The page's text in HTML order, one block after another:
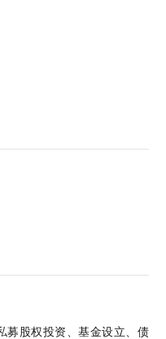
募股权投资、基金设立、债